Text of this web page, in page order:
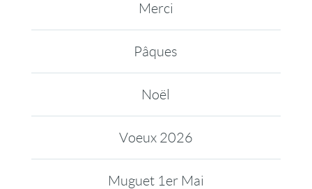
Merci
Pâques
Noël
Voeux 2026
Muguet 1er Mai